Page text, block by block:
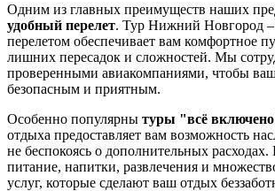
Одним из главных преимуществ наших
удобный перелет. Тур Нижний Новгород –
перелетом обеспечивает вам комфортное
лишних пересадок и сложностей. Мы
проверенными авиакомпаниями, чтобы
безопасным и приятным.
Особенно популярны туры "всё
отдыха предоставляет вам возможность
не беспокоясь о дополнительных расходах.
питание, напитки, развлечения и
услуг, которые сделают ваш отдых